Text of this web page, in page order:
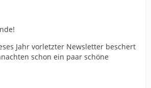
Jahr vorletzter Newsletter beschert
schon ein paar schöne